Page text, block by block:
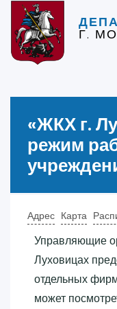
Г.
«‎ЖКХ г.
режим
Адрес Карта
Управляющие
Луховицах
отдельных
может